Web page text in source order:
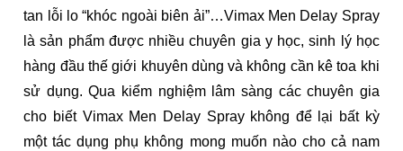
tan lỗi lo “khóc ngoài biên ải”…Vimax Men Delay Spray
là sản phẩm được nhiều chuyên gia y học, sinh lý học
hàng đầu thế giới khuyên dùng và không cần kê toa khi
sử dụng. Qua kiểm nghiệm lâm sàng các chuyên gia
cho biết Vimax Men Delay Spray không để lại bất kỳ
một tác dụng phụ không mong muốn nào cho cả nam